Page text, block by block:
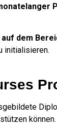
auf dem
initialisieren.
können.